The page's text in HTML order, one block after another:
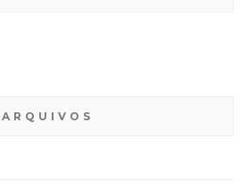
ARQUIVOS